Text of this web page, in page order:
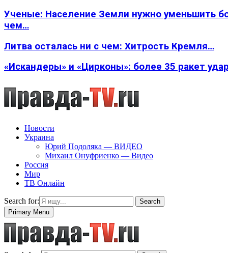
Ученые: Население Земли нужно уменьшить
чем…
Литва осталась ни с чем: Хитрость Кремля…
«Искандеры» и «Цирконы»: более 35 ракет
Новости
Украина
Юрий Подоляка — ВИДЕО
Михаил Онуфриенко — Видео
Россия
Мир
ТВ Онлайн
Search for:
Search
Primary Menu